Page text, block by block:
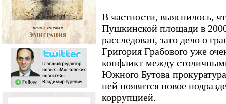
В частности, выяснилось,
Пушкинской площади в 2000
расследован, зато дело о
Григория Грабового уже
конфликт между
Южного Бутова
ней появится новое
коррупцией.